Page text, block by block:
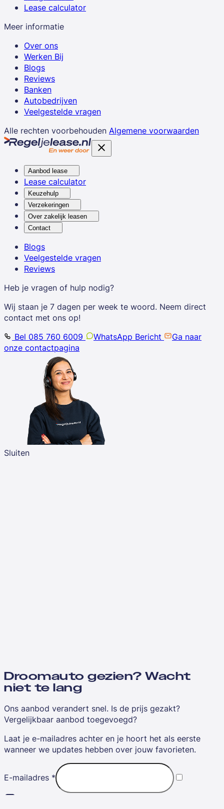
Lease calculator
Meer informatie
Over ons
Werken Bij
Blogs
Reviews
Banken
Autobedrijven
Veelgestelde vragen
Alle rechten voorbehouden Algemene voorwaarden
Aanbod lease
Lease calculator
Keuzehulp
Verzekeringen
Over zakelijk leasen
Contact
Blogs
Veelgestelde vragen
Reviews
Heb je vragen of hulp nodig?
Wij staan je 7 dagen per week te woord. Neem direct
contact met ons op!
Bel 085 760 6009
WhatsApp Bericht
Ga naar
onze contactpagina
Sluiten
Droomauto gezien? Wacht
niet te lang
Ons aanbod verandert snel. Is de prijs gezakt?
Vergelijkbaar aanbod toegevoegd?
Laat je e-mailadres achter en je hoort het als eerste
wanneer we updates hebben over jouw favorieten.
E-mailadres *